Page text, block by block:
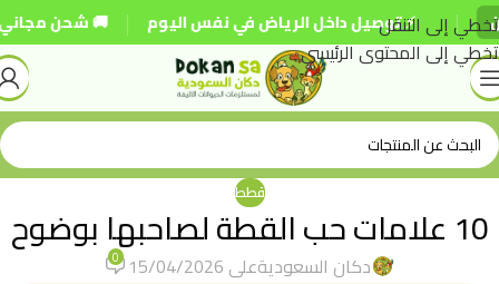
تخطي إلى التنقل
تخطي إلى المحتوى الرئيسي
⚡ توصيل داخل الرياض في نفس اليوم | 🚚 شحن مجاني للطلبات
قطط
10 علامات حب القطة لصاحبها بوضوح
دكان السعوديةعلى 15/04/2026 0